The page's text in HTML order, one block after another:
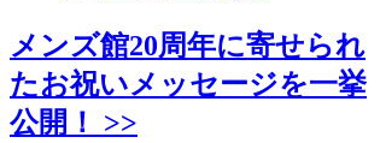
メンズ館20周年に寄せられ
たお祝いメッセージを一挙
公開！ >>